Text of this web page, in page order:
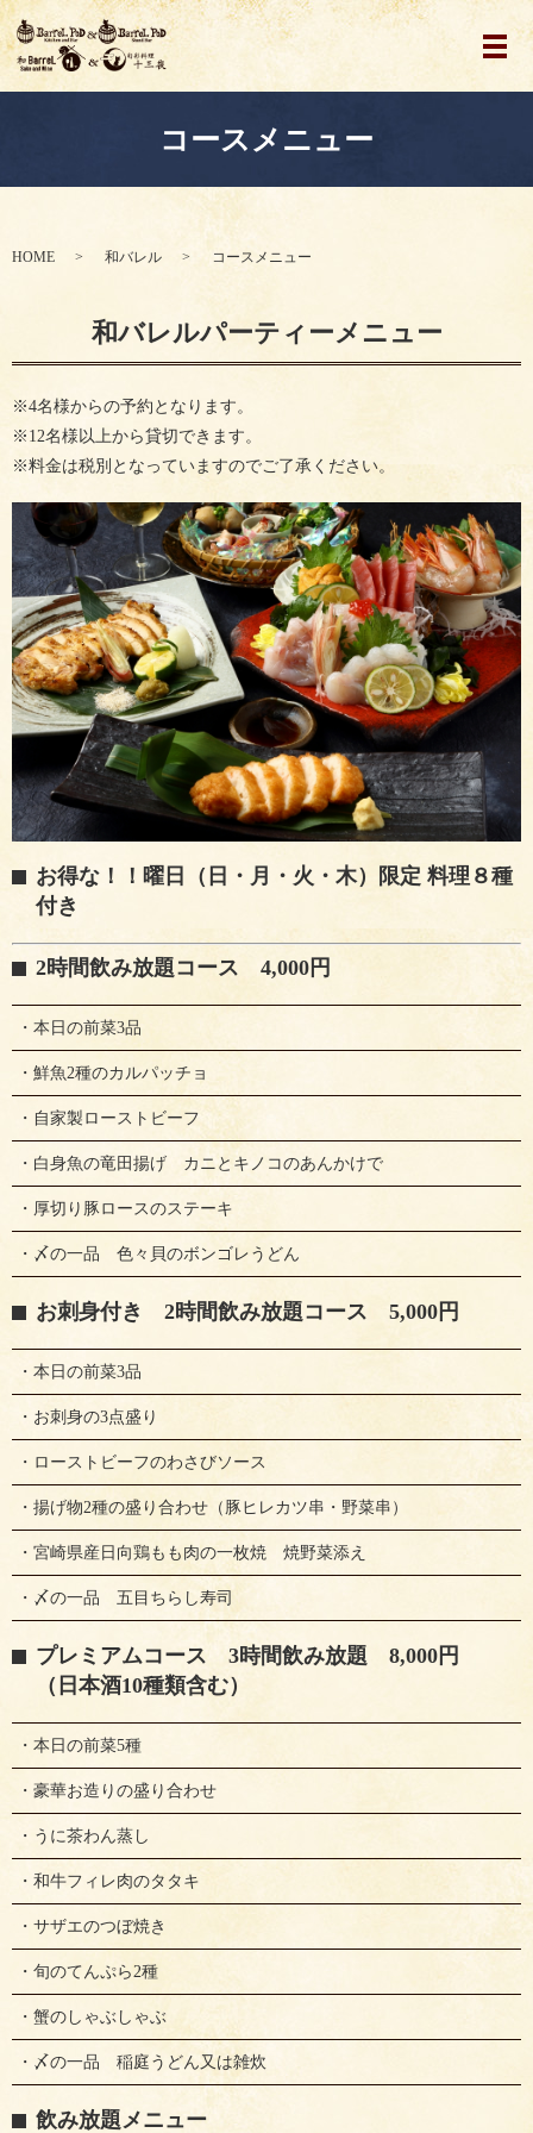
メ
コースメニュー
HOME 和バレル コースメニュー
和バレルパーティーメニュー
※4名様からの予約となります。
※12名様以上から貸切できます。
※料金は税別となっていますのでご了承ください。
お得な！！曜日（日・月・火・木）限定 料理８種
付き
2時間飲み放題コース 4,000円
・本日の前菜3品
・鮮魚2種のカルパッチョ
・自家製ローストビーフ
・白身魚の竜田揚げ カニとキノコのあんかけで
・厚切り豚ロースのステーキ
・〆の一品 色々貝のボンゴレうどん
お刺身付き 2時間飲み放題コース 5,000円
・本日の前菜3品
・お刺身の3点盛り
・ローストビーフのわさびソース
・揚げ物2種の盛り合わせ（豚ヒレカツ串・野菜串）
・宮崎県産日向鶏もも肉の一枚焼 焼野菜添え
・〆の一品 五目ちらし寿司
プレミアムコース 3時間飲み放題 8,000円
（日本酒10種類含む）
・本日の前菜5種
・豪華お造りの盛り合わせ
・うに茶わん蒸し
・和牛フィレ肉のタタキ
・サザエのつぼ焼き
・旬のてんぷら2種
・蟹のしゃぶしゃぶ
・〆の一品 稲庭うどん又は雑炊
飲み放題メニュー